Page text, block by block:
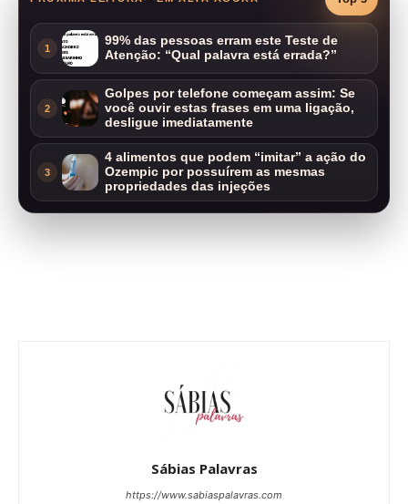
1
99% das pessoas erram este Teste de
Atenção: “Qual palavra está errada?”
2
Golpes por telefone começam assim: Se
você ouvir estas frases em uma ligação,
desligue imediatamente
3
4 alimentos que podem “imitar” a ação do
Ozempic por possuírem as mesmas
propriedades das injeções
Sábias Palavras
https://www.sabiaspalavras.com